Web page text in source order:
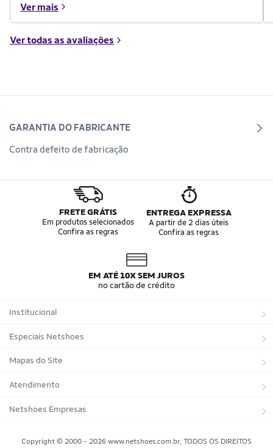
Ver mais
Ver todas as avaliações
GARANTIA DO FABRICANTE
Contra defeito de fabricação
FRETE GRÁTIS
Em produtos selecionados
Confira as regras
ENTREGA EXPRESSA
A partir de 2 dias úteis
Confira as regras
EM ATÉ 10X SEM JUROS
no cartão de crédito
Institucional
Sobre a Netshoes
Política de Privacidade
Programa de Afiliados
Regulamentos
Especiais Netshoes
Suplementos
Corrida
Bicicletas
Mapas do Site
Marcas
Tipos de Produtos
Atendimento
Trocas e devoluções
Netshoes Empresas
Copyright © 2000 - 2026 www.netshoes.com.br, TODOS OS DIREITOS